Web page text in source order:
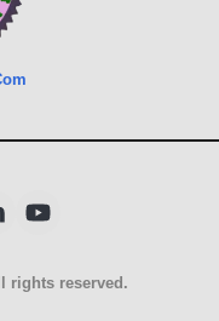
rights reserved.